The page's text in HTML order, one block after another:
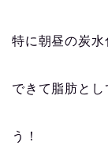
特に朝昼の炭
できて脂肪とし
う！